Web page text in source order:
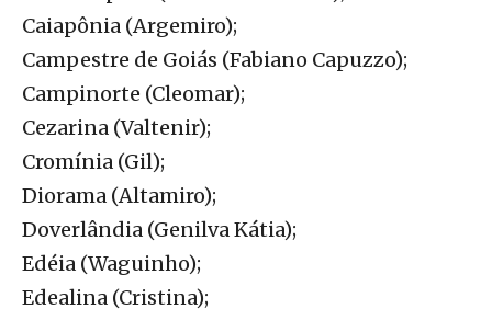
Caiapônia (Argemiro);
Campestre de Goiás (Fabiano Capuzzo);
Campinorte (Cleomar);
Cezarina (Valtenir);
Cromínia (Gil);
Diorama (Altamiro);
Doverlândia (Genilva Kátia);
Edéia (Waguinho);
Edealina (Cristina);